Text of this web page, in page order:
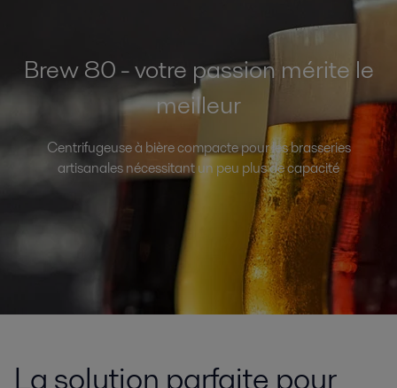
Brew 80 - votre passion mérite le
meilleur
Centrifugeuse à bière compacte pour les brasseries
artisanales nécessitant un peu plus de capacité
La solution parfaite pour